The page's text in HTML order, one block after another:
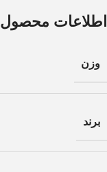
اطلاعات محصول
وزن
برند